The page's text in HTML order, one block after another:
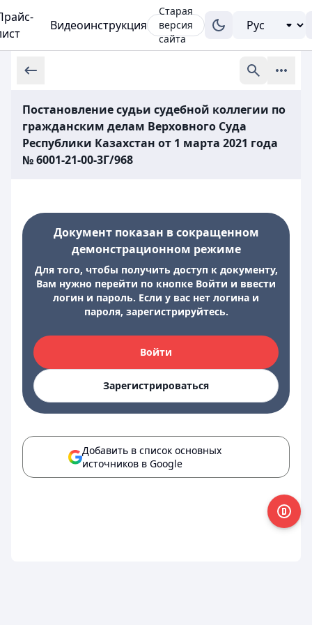
Видеоинструкция
Старая
версия
сайта
Постановление судьи судебной коллегии по
гражданским делам Верховного Суда
Республики Казахстан от 1 марта 2021 года
№ 6001-21-00-3Г/968
Документ показан в сокращенном
демонстрационном режиме
Для того, чтобы получить доступ к документу,
Вам нужно перейти по кнопке Войти и ввести
логин и пароль. Если у вас нет логина и
пароля, зарегистрируйтесь.
Войти
Зарегистрироваться
Добавить в список основных
источников в Google